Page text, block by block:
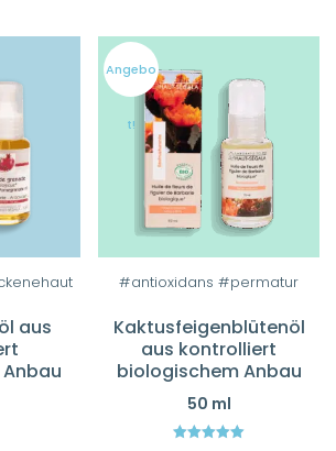
aus
Angebo
t!
#antioxidans #permatur
Kaktusfeigenblütenöl
aus kontrolliert
biologischem Anbau
50 ml